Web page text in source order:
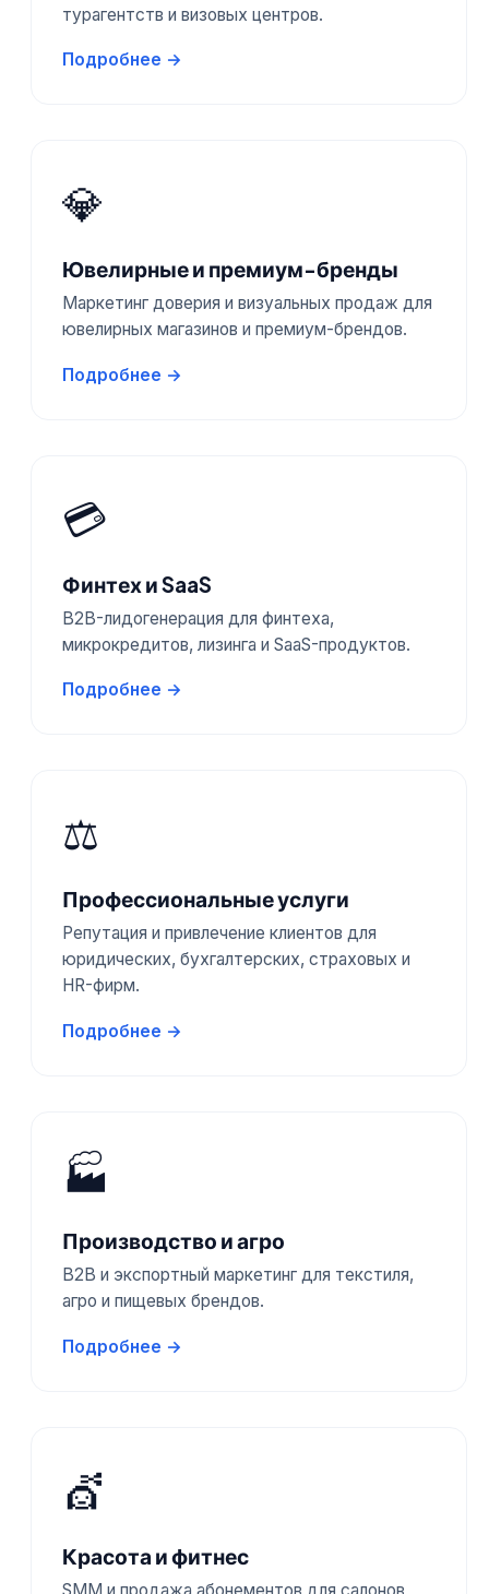
турагентств и визовых центров.
Подробнее →
💎
Ювелирные и премиум-бренды
Маркетинг доверия и визуальных продаж для
ювелирных магазинов и премиум-брендов.
Подробнее →
💳
Финтех и SaaS
B2B-лидогенерация для финтеха,
микрокредитов, лизинга и SaaS-продуктов.
Подробнее →
⚖️
Профессиональные услуги
Репутация и привлечение клиентов для
юридических, бухгалтерских, страховых и
HR-фирм.
Подробнее →
🏭
Производство и агро
B2B и экспортный маркетинг для текстиля,
агро и пищевых брендов.
Подробнее →
💇
Красота и фитнес
SMM и продажа абонементов для салонов